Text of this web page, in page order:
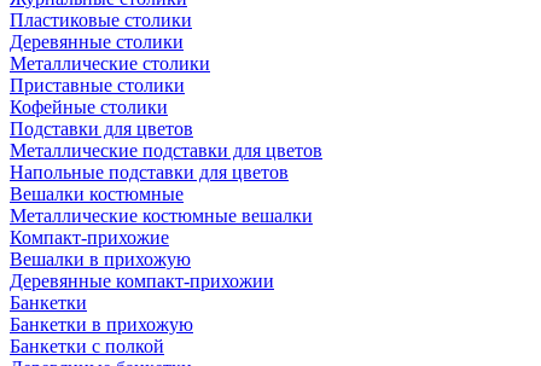
Пластиковые столики
Деревянные столики
Металлические столики
Приставные столики
Кофейные столики
Подставки для цветов
Металлические подставки для цветов
Напольные подставки для цветов
Вешалки костюмные
Металлические костюмные вешалки
Компакт-прихожие
Вешалки в прихожую
Деревянные компакт-прихожии
Банкетки
Банкетки в прихожую
Банкетки с полкой